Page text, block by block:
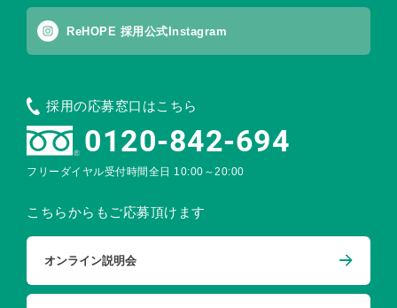
ReHOPE 採用公式Instagram
採用の応募窓口はこちら
0120-842-694
フリーダイヤル受付時間全日 10:00～20:00
こちらからもご応募頂けます
オンライン説明会